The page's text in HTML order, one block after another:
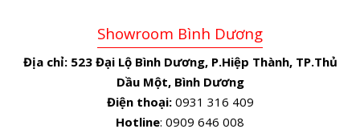
Showroom Bình Dương
Địa chỉ: 523 Đại Lộ Bình Dương, P.Hiệp Thành, TP.Thủ
Dầu Một, Bình Dương
Điện thoại:0931 316 409
Hotline: 0909 646 008